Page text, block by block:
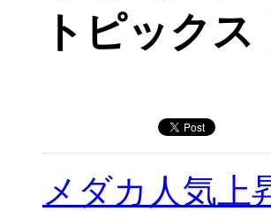
トピック
メダカ人気